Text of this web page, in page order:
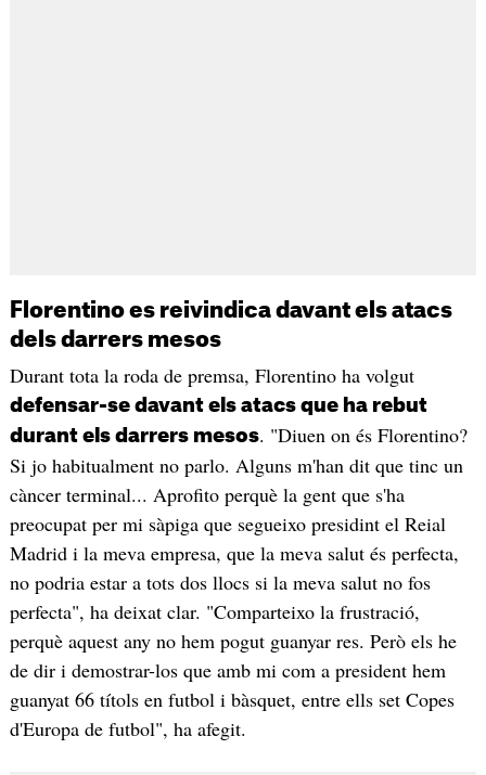
Florentino es reivindica davant els atacs
dels darrers mesos
Durant tota la roda de premsa, Florentino ha volgut
defensar-se davant els atacs que ha rebut
durant els darrers mesos. "Diuen on és Florentino?
Si jo habitualment no parlo. Alguns m'han dit que tinc un
càncer terminal... Aprofito perquè la gent que s'ha
preocupat per mi sàpiga que segueixo presidint el Reial
Madrid i la meva empresa, que la meva salut és perfecta,
no podria estar a tots dos llocs si la meva salut no fos
perfecta", ha deixat clar. "Comparteixo la frustració,
perquè aquest any no hem pogut guanyar res. Però els he
de dir i demostrar-los que amb mi com a president hem
guanyat 66 títols en futbol i bàsquet, entre ells set Copes
d'Europa de futbol", ha afegit.